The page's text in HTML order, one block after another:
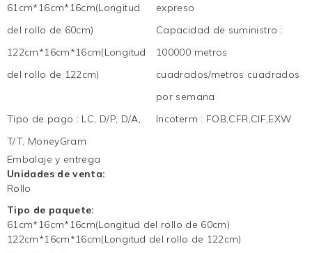
61cm*16cm*16cm(Longitud
del rollo de 60cm)
122cm*16cm*16cm(Longitud
del rollo de 122cm)
expreso
Capacidad de suministro :
100000 metros
cuadrados/metros cuadrados
por semana
Tipo de pago : LC, D/P, D/A,
T/T, MoneyGram
Incoterm : FOB,CFR,CIF,EXW
Embalaje y entrega
Unidades de venta:
Rollo
Tipo de paquete:
61cm*16cm*16cm(Longitud del rollo de 60cm)
122cm*16cm*16cm(Longitud del rollo de 122cm)